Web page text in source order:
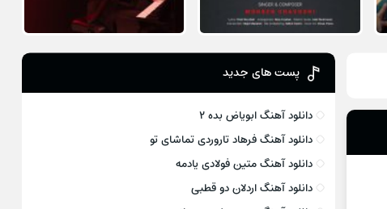
پست های جدید
دانلود آهنگ ابویاض بده ۲
دانلود آهنگ فرهاد تاروردی تماشای تو
دانلود آهنگ متین فولادی یادمه
دانلود آهنگ اردلان دو قطبی